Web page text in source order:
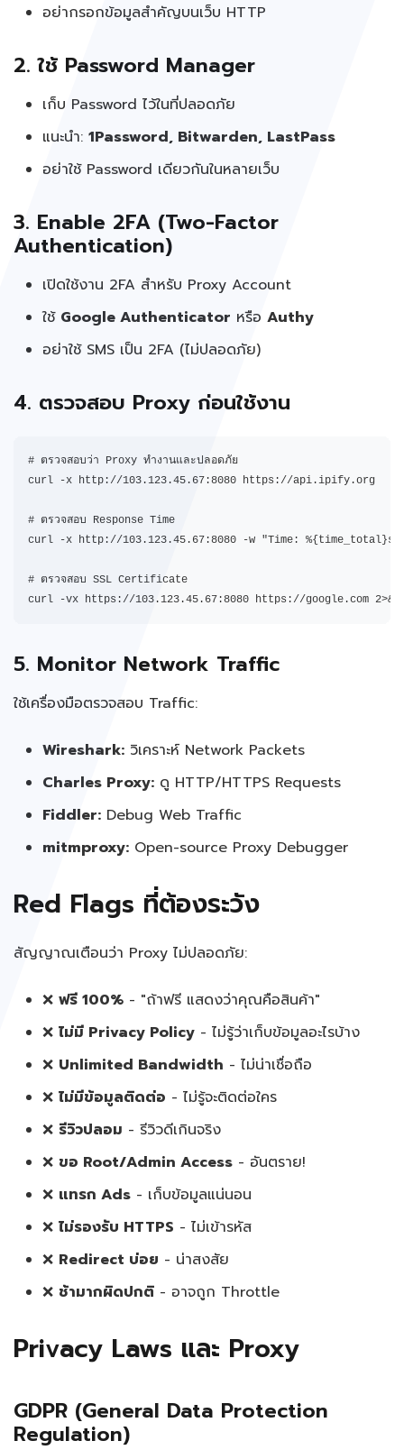
อย่ากรอกข้อมูลสำคัญบนเว็บ HTTP
2. ใช้ Password Manager
เก็บ Password ไว้ในที่ปลอดภัย
แนะนำ: 1Password, Bitwarden, LastPass
อย่าใช้ Password เดียวกันในหลายเว็บ
3. Enable 2FA (Two-Factor
Authentication)
เปิดใช้งาน 2FA สำหรับ Proxy Account
ใช้ Google Authenticator หรือ Authy
อย่าใช้ SMS เป็น 2FA (ไม่ปลอดภัย)
4. ตรวจสอบ Proxy ก่อนใช้งาน
# ตรวจสอบว่า Proxy ทำงานและปลอดภัย
curl -x http://103.123.45.67:8080 https://api.ipify.org
# ตรวจสอบ Response Time
curl -x http://103.123.45.67:8080 -w "Time:
# ตรวจสอบ SSL Certificate
curl -vx https://103.123.45.67:8080 https://google.com
5. Monitor Network Traffic
ใช้เครื่องมือตรวจสอบ Traffic:
Wireshark: วิเคราะห์ Network Packets
Charles Proxy: ดู HTTP/HTTPS Requests
Fiddler: Debug Web Traffic
mitmproxy: Open-source Proxy Debugger
Red Flags ที่ต้องระวัง
สัญญาณเตือนว่า Proxy ไม่ปลอดภัย:
❌ ฟรี 100% - "ถ้าฟรี แสดงว่าคุณคือสินค้า"
❌ ไม่มี Privacy Policy - ไม่รู้ว่าเก็บข้อมูลอะไรบ้าง
❌ Unlimited Bandwidth - ไม่น่าเชื่อถือ
❌ ไม่มีข้อมูลติดต่อ - ไม่รู้จะติดต่อใคร
❌ รีวิวปลอม - รีวิวดีเกินจริง
❌ ขอ Root/Admin Access - อันตราย!
❌ แทรก Ads - เก็บข้อมูลแน่นอน
❌ ไม่รองรับ HTTPS - ไม่เข้ารหัส
❌ Redirect บ่อย - น่าสงสัย
❌ ช้ามากผิดปกติ - อาจถูก Throttle
Privacy Laws และ Proxy
GDPR (General Data Protection
Regulation)